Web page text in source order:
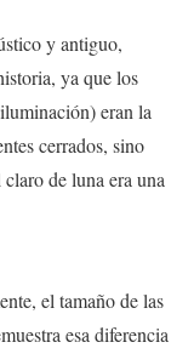
y antiguo,
ya que los
eran la
cerrados, sino
de luna era una
el tamaño de las
esa diferencia